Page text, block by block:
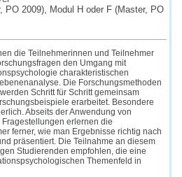
PO 2009), Modul H oder F (Master, PO
die Teilnehmerinnen und Teilnehmer
den Umgang mit
charakteristischen
Die Forschungsmethoden
Schritt für Schritt gemeinsam
erarbeitet. Besondere
Abseits der Anwendung von
erlernen die
ferner, wie man Ergebnisse richtig nach
präsentiert. Die Teilnahme an diesem
Studierenden empfohlen, die eine
Themenfeld in